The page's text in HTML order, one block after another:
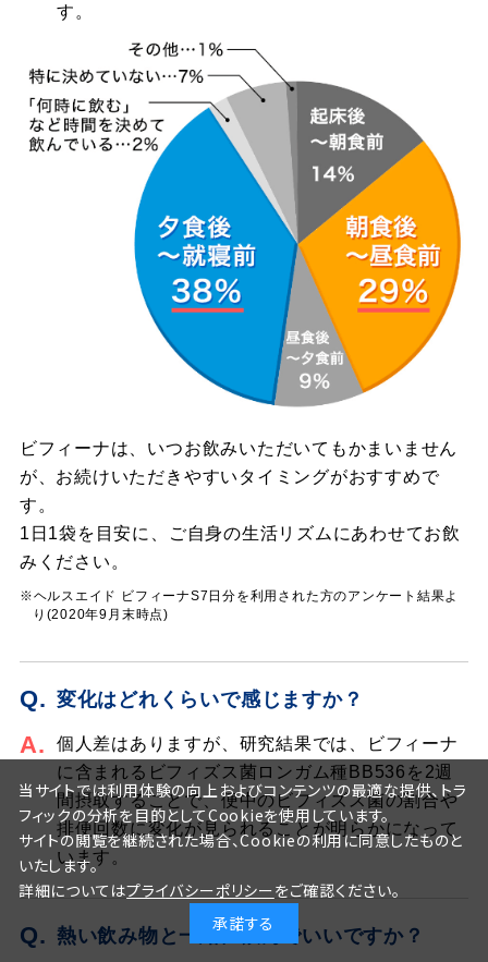
す。
ビフィーナは、いつお飲みいただいてもかまいません
が、お続けいただきやすいタイミングがおすすめで
す。
1日1袋を目安に、ご自身の生活リズムにあわせてお飲
みください。
※ヘルスエイド ビフィーナS7日分を利用された方のアンケート結果よ
り(2020年9月末時点)
Q. 変化はどれくらいで感じますか？
A.
個人差はありますが、研究結果では、ビフィーナ
に含まれるビフィズス菌ロンガム種BB536を2週
間摂取することで、便中のビフィズス菌の割合や
排便回数に変化が見られることが明らかになって
います。
Q. 熱い飲み物と一緒に飲んでいいですか？
当サイトでは利用体験の向上およびコンテンツの最適な提供、トラ
フィックの分析を目的としてCookieを使用しています。
サイトの閲覧を継続された場合、Cookieの利用に同意したものと
いたします。
詳細についてはプライバシーポリシーをご確認ください。
承諾する